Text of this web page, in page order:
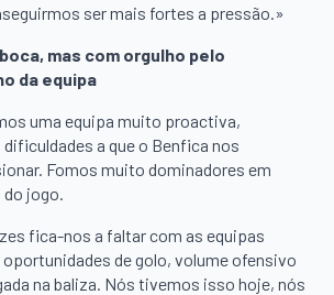
ser mais fortes a pressão.»
mas com orgulho pelo
da equipa
uma equipa muito proactiva,
a que o Benfica nos
Fomos muito dominadores em
jogo.
fica-nos a faltar com as equipas
oportunidades de golo, volume ofensivo
na baliza. Nós tivemos isso hoje, nós